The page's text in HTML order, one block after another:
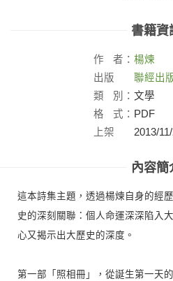
書籍資
作 者： 楊煉
出版
社：
聯經出
類
別： 文學
格
式： PDF
上架
2013/
內容簡
這本詩集主題，透過楊煉自身的經
史的深刻關聯：個人命運深深陷入
心又揭示出大歷史的深度。
第一部「照相冊」，從誕生第一天